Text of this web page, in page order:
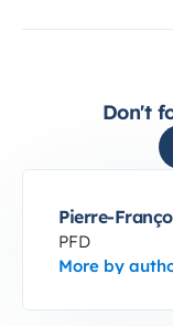
Don't
Pierre-
PFD
More by